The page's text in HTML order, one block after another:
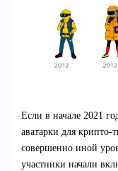
Если в начале 2021
аватарки для крипто-
совершенно иной
участники начали